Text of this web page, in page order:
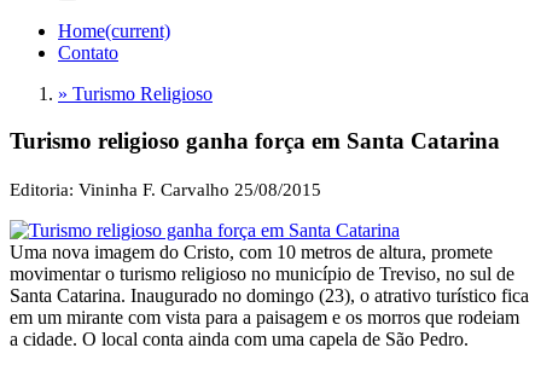
Home(current)
Contato
» Turismo Religioso
Turismo religioso ganha força em Santa Catarina
Editoria: Vininha F. Carvalho 25/08/2015
Uma nova imagem do Cristo, com 10 metros de altura, promete
movimentar o turismo religioso no município de Treviso, no sul de
Santa Catarina. Inaugurado no domingo (23), o atrativo turístico fica
em um mirante com vista para a paisagem e os morros que rodeiam
a cidade. O local conta ainda com uma capela de São Pedro.